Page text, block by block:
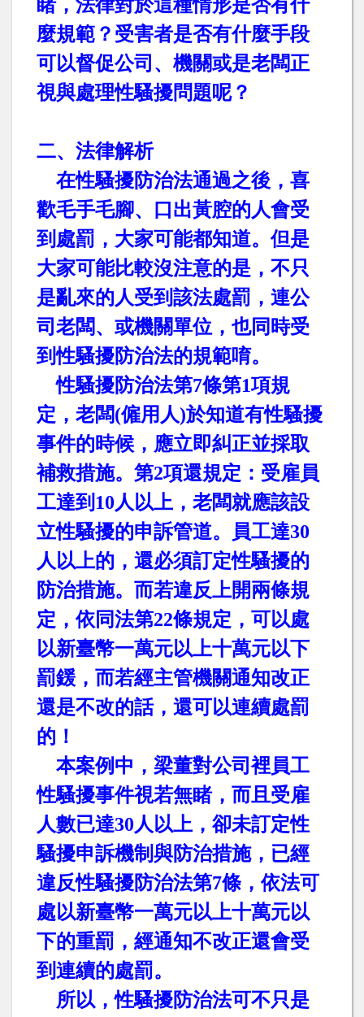
睹，法律對於這種情形是否有什
麼規範？受害者是否有什麼手段
可以督促公司、機關或是老闆正
視與處理性騷擾問題呢？
二、法律解析
在性騷擾防治法通過之後，喜
歡毛手毛腳、口出黃腔的人會受
到處罰，大家可能都知道。但是
大家可能比較沒注意的是，不只
是亂來的人受到該法處罰，連公
司老闆、或機關單位，也同時受
到性騷擾防治法的規範唷。
性騷擾防治法第7條第1項規
定，老闆(僱用人)於知道有性騷擾
事件的時候，應立即糾正並採取
補救措施。第2項還規定：受雇員
工達到 10人以上，老闆就應該設
立性騷擾的申訴管道。員工達30
人以上的，還必須訂定性騷擾的
防治措施。而若違反上開兩條規
定，依同法第22條規定，可以處
以新臺幣一萬元以上十萬元以下
罰鍰，而若經主管機關通知改正
還是不改的話，還可以連續處罰
的！
本案例中，梁董對公司裡員工
性騷擾事件視若無睹，而且受雇
人數已達30人以上，卻未訂定性
騷擾申訴機制與防治措施，已經
違反性騷擾防治法第7條，依法可
處以新臺幣一萬元以上十萬元以
下的重罰，經通知不改正還會受
到連續的處罰。
所以，性騷擾防治法可不只是